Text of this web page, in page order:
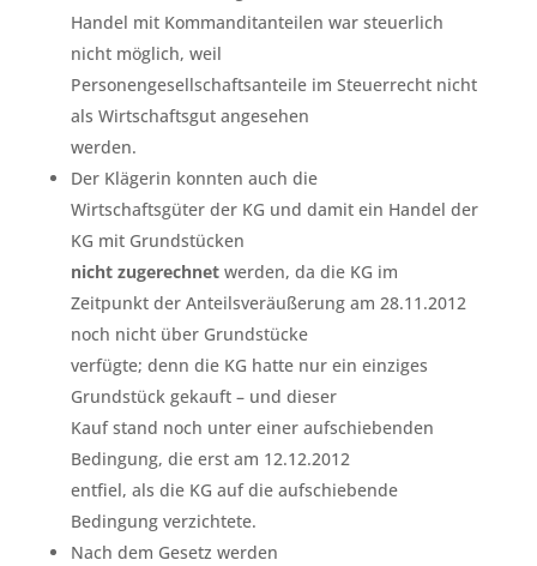
Handel mit Kommanditanteilen war steuerlich
nicht möglich, weil
Personengesellschaftsanteile im Steuerrecht nicht
als Wirtschaftsgut angesehen
werden.
Der Klägerin konnten auch die
Wirtschaftsgüter der KG und damit ein Handel der
KG mit Grundstücken
nicht zugerechnetwerden, da die KG im
Zeitpunkt der Anteilsveräußerung am 28.11.2012
noch nicht über Grundstücke
verfügte; denn die KG hatte nur ein einziges
Grundstück gekauft – und dieser
Kauf stand noch unter einer aufschiebenden
Bedingung, die erst am 12.12.2012
entfiel, als die KG auf die aufschiebende
Bedingung verzichtete.
Nach dem Gesetz werden